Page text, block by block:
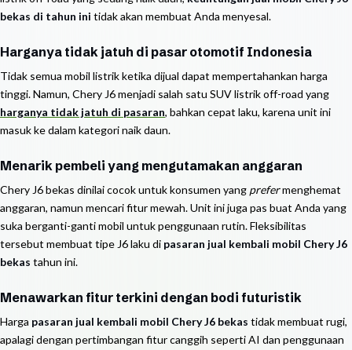
bekas di tahun ini tidak akan membuat Anda menyesal.
Harganya tidak jatuh di pasar otomotif Indonesia
Tidak semua mobil listrik ketika dijual dapat mempertahankan harga
tinggi. Namun, Chery J6 menjadi salah satu SUV listrik off-road yang
harganya tidak jatuh di pasaran, bahkan cepat laku, karena unit ini
masuk ke dalam kategori naik daun.
Menarik pembeli yang mengutamakan anggaran
Chery J6 bekas dinilai cocok untuk konsumen yang prefermenghemat
anggaran, namun mencari fitur mewah. Unit ini juga pas buat Anda yang
suka berganti-ganti mobil untuk penggunaan rutin. Fleksibilitas
tersebut membuat tipe J6 laku di pasaran jual kembali mobil Chery J6
bekas tahun ini.
Menawarkan fitur terkini dengan bodi futuristik
Harga pasaran jual kembali mobil Chery J6 bekas tidak membuat rugi,
apalagi dengan pertimbangan fitur canggih seperti AI dan penggunaan